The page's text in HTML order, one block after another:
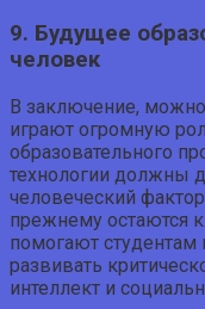
9. Будущее
человек
В заключение, можно
играют огромную
образовательного
технологии должны
человеческий
прежнему остаются
помогают студентам
развивать
интеллект и